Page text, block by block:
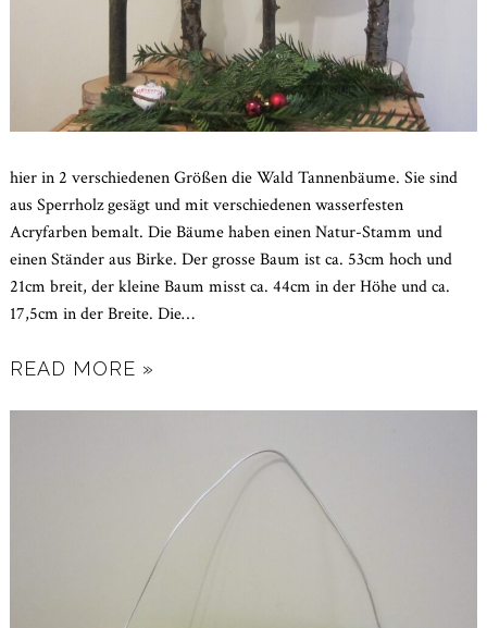
hier in 2 verschiedenen Größen die Wald Tannenbäume. Sie sind
aus Sperrholz gesägt und mit verschiedenen wasserfesten
Acryfarben bemalt. Die Bäume haben einen Natur-Stamm und
einen Ständer aus Birke. Der grosse Baum ist ca. 53cm hoch und
21cm breit, der kleine Baum misst ca. 44cm in der Höhe und ca.
17,5cm in der Breite. Die…
READ MORE »